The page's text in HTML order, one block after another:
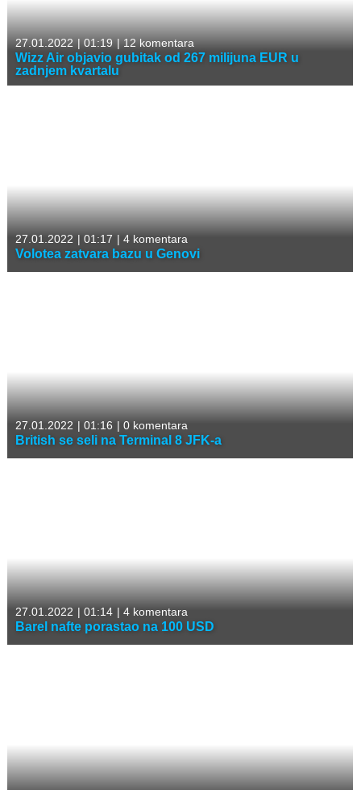
27.01.2022 |01:19 |12 komentara
Wizz Air objavio gubitak od 267 milijuna EUR u
zadnjem kvartalu
27.01.2022 | 01:17 | 4 komentara
Volotea zatvara bazu u Genovi
27.01.2022 | 01:16 | 0 komentara
British se seli na Terminal 8 JFK-a
27.01.2022 | 01:14 | 4 komentara
Barel nafte porastao na 100 USD